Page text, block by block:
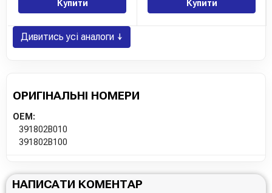
Купити Купити
Дивитись усі аналоги ↓
ОРИГІНАЛЬНІ НОМЕРИ
OEM:
391802B010
391802B100
НАПИСАТИ КОМЕНТАР